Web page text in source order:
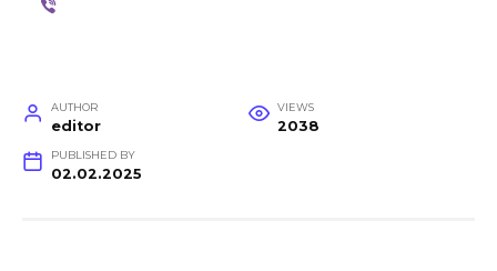
AUTHOR
editor
VIEWS
2038
PUBLISHED BY
02.02.2025